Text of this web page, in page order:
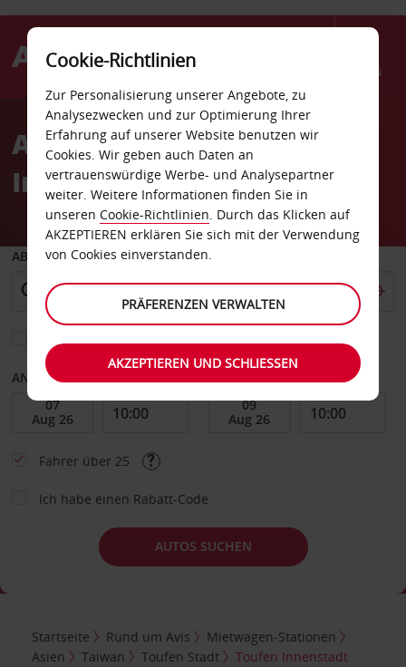
Menü
AvisAutovermietung Toufen
Innenstadt
ABHOLEN VON
ANFANGSDATUM
Fahrer über 25
Ich habe einen Rabatt-Code
AUTOS SUCHEN
Startseite Rund um Avis
Mietwagen-Stationen
Asien
Taiwan Toufen Stadt Toufen Innenstadt
Cookie-Richtlinien
Zur Personalisierung unserer Angebote, zu
Analysezwecken und zur Optimierung Ihrer
Erfahrung auf unserer Website benutzen wir
Cookies. Wir geben auch Daten an
vertrauenswürdige Werbe- und Analysepartner
weiter. Weitere Informationen finden Sie in
unseren Cookie-Richtlinien. Durch das Klicken auf
AKZEPTIEREN erklären Sie sich mit der Verwendung
von Cookies einverstanden.
PRÄFERENZEN VERWALTEN
AKZEPTIEREN UND SCHLIESSEN